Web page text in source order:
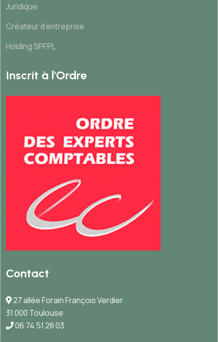
Juridique
Créateur d’entreprise
Holding SPFPL
Inscrit à l'Ordre
Contact
27 allée Forain François Verdier
31 000 Toulouse
06 74 51 28 03